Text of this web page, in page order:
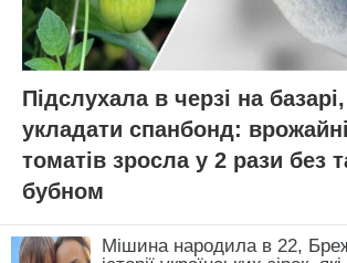
Підслухала в черзі на
укладати спанбонд:
томатів зросла у 2 рази без
бубном
Мішина народила в 22,